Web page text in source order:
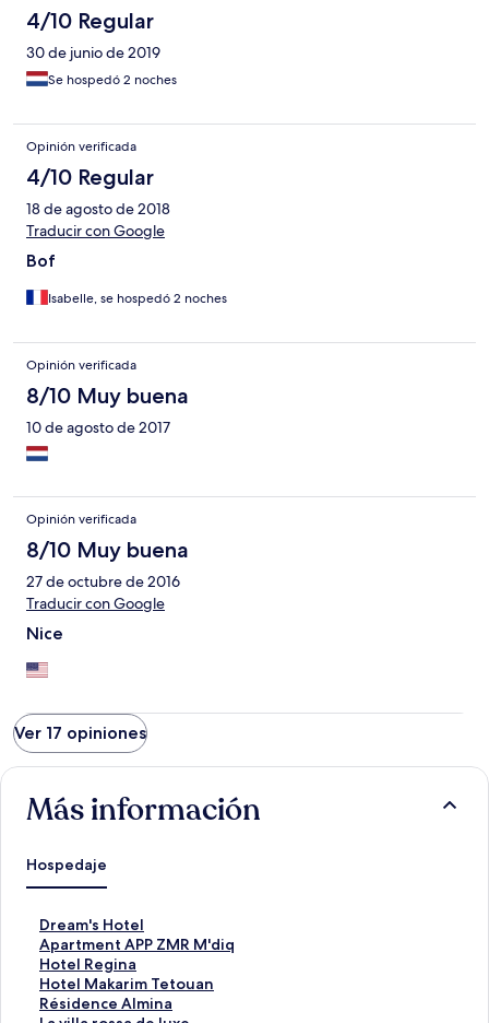
4/10 Regular
30 de junio de 2019
Se hospedó 2 noches
Opinión verificada
4/10 Regular
18 de agosto de 2018
Traducir con Google
Bof
Isabelle, se hospedó 2 noches
Opinión verificada
8/10 Muy buena
10 de agosto de 2017
Opinión verificada
8/10 Muy buena
27 de octubre de 2016
Traducir con Google
Nice
Ver 17 opiniones
Más información
Hospedaje
Dream's Hotel
E
n
l
a
c
Apartment APP ZMR M'diq
E
n
l
a
Hotel Regina
E
n
l
Hotel Makarim Tetouan
E
n
Résidence Almina
E